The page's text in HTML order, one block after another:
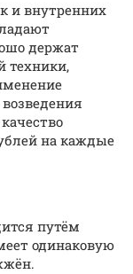
и внутренних
держат
техники,
на каждые
путём
одинаковую